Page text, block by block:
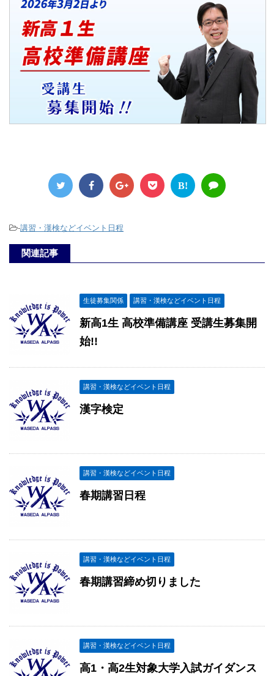
B!
-講習・漢検などイベント日程
関連記事
生徒募集関係 講習・漢検などイベント日程
新高1生 高校準備講座 受講生募集開
始!!
講習・漢検などイベント日程
漢字検定
講習・漢検などイベント日程
春期講習日程
講習・漢検などイベント日程
春期講習締め切りました
講習・漢検などイベント日程
高1・高2生対象大学入試ガイダンス